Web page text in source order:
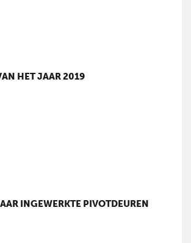
HET JAAR 2019
INGEWERKTE PIVOTDEUREN